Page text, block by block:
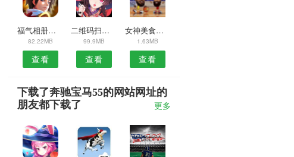
福气相册安卓版
82.22MB
查看
二维码扫描生成器安卓版
99.9MB
查看
女神美食相机APP
1.63MB
查看
下载了奔驰宝马55的网站网址的
朋友都下载了
更多